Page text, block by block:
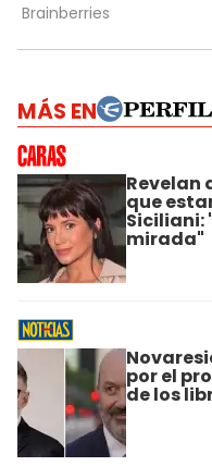
MÁS EN
Revelan
que
Siciliani:
mirada"
por el
de los